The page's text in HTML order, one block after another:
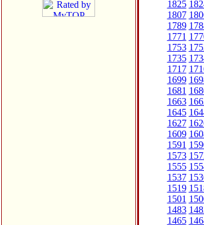
1825
1807
1789
1771
1753
1735
1717
1699
1681
1663
1645
1627
1609
1591
1573
1555
1537
1519
1501
1483
1465